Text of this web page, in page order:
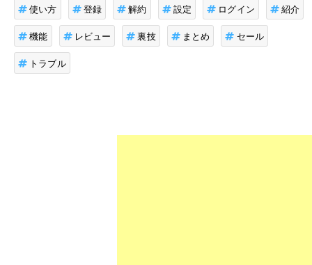
使い方 登録 解約 設定 ログイン 紹介
機能 レビュー 裏技 まとめ セール
トラブル